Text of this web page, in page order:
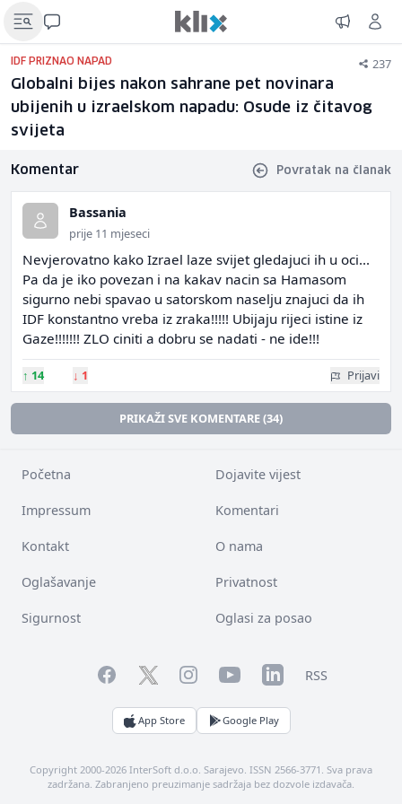
IDF PRIZNAO NAPAD 237
Globalni bijes nakon sahrane pet novinara
ubijenih u izraelskom napadu: Osude iz čitavog
svijeta
Komentar Povratak na članak
Bassania
prije 11 mjeseci
Nevjerovatno kako Izrael laze svijet gledajuci ih u oci...
Pa da je iko povezan i na kakav nacin sa Hamasom
sigurno nebi spavao u satorskom naselju znajuci da ih
IDF konstantno vreba iz zraka!!!!! Ubijaju rijeci istine iz
Gaze!!!!!!! ZLO ciniti a dobru se nadati - ne ide!!!
↑ 14 ↓ 1 Prijavi
PRIKAŽI SVE KOMENTARE (34)
Početna Dojavite vijest
Impressum Komentari
Kontakt O nama
Oglašavanje Privatnost
Sigurnost Oglasi za posao
FacebookTwitterInstagramYouTubeLinkedInRSS
App Store Google Play
Copyright 2000-2026 InterSoft d.o.o. Sarajevo. ISSN 2566-3771. Sva prava
zadržana. Zabranjeno preuzimanje sadržaja bez dozvole izdavača.